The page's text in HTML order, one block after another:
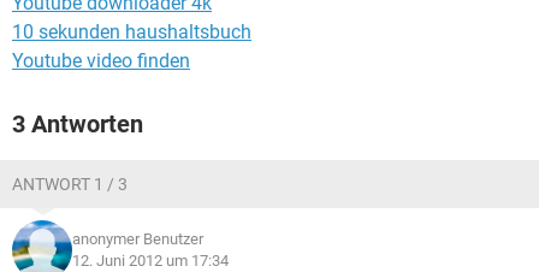
10 sekunden haushaltsbuch
Youtube video finden
3 Antworten
ANTWORT 1 / 3
anonymer Benutzer
12. Juni 2012 um 17:34